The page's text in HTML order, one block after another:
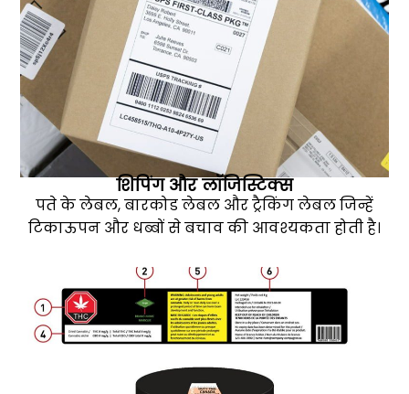
शिपिंग और लॉजिस्टिक्स
पते के लेबल, बारकोड लेबल और ट्रैकिंग लेबल जिन्हें
टिकाऊपन और धब्बों से बचाव की आवश्यकता होती है।